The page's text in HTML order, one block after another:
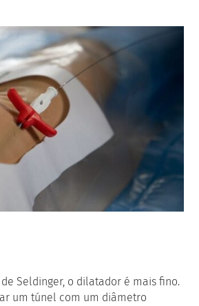
Seldinger, o dilatador é mais fino.
um túnel com um diâmetro